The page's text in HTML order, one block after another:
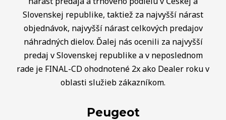
Slovenskej republike, taktiež za najvyšší nárast
objednávok, najvyšší nárast celkových predajov
náhradných dielov. Ďalej nás ocenili za najvyšší
predaj v Slovenskej republike a v neposlednom
rade je FINAL-CD ohodnotené 2x ako Dealer roku v
oblasti služieb zákazníkom.
Peugeot